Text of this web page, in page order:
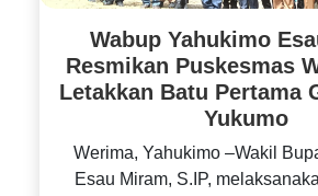
Wabup Yahukimo
Resmikan Puskesmas
Letakkan Batu Pertama
Yukumo
‎Werima, Yahukimo –Wakil
Esau Miram, S.IP,